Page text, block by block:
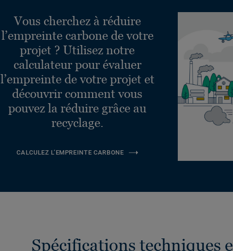
Vous cherchez à réduire
l’empreinte carbone de votre
projet ? Utilisez notre
calculateur pour évaluer
l’empreinte de votre projet et
découvrir comment vous
pouvez la réduire grâce au
recyclage.
CALCULEZ L’EMPREINTE CARBONE
Spécifications techniques